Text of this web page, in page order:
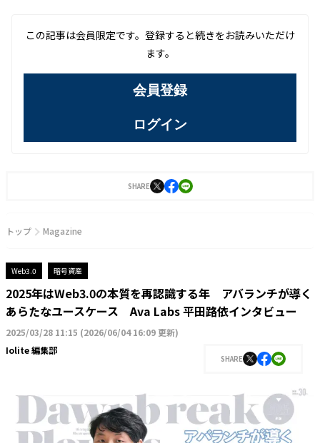
この記事は会員限定です。登録すると続きをお読みいただけ
ます。
会員登録
ログイン
SHARE
トップ Magazine
Web3.0 暗号資産
2025年はWeb3.0の本質を再認識する年 アバランチが導く
あらたなユースケース Ava Labs 平田路依インタビュー
2025/03/28 11:15 (2026/06/04 16:09 更新)
Iolite 編集部
SHARE